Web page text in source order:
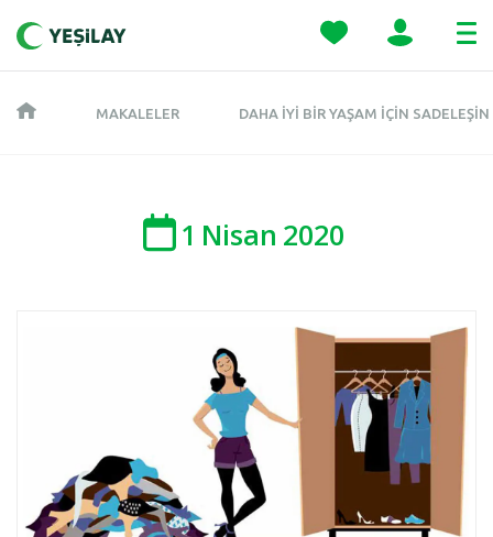
MAKALELER DAHA İYI BIR YAŞAM İÇIN SADELEŞIN
1 Nisan 2020